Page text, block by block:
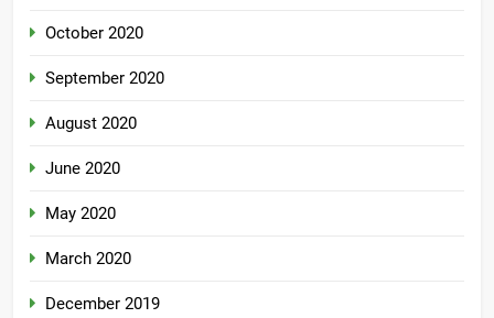
October 2020
September 2020
August 2020
June 2020
May 2020
March 2020
December 2019